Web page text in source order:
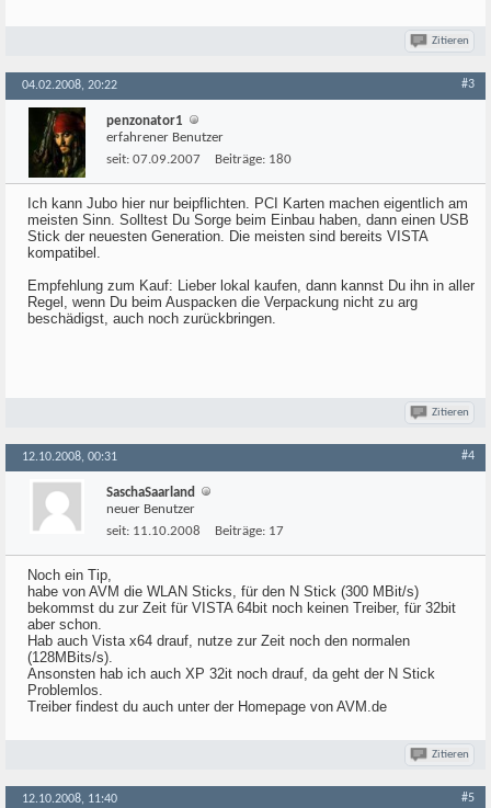
Zitieren
04.02.2008, 20:22 #3
penzonator1
erfahrener Benutzer
seit: 07.09.2007 Beiträge: 180
Ich kann Jubo hier nur beipflichten. PCI Karten machen eigentlich am
meisten Sinn. Solltest Du Sorge beim Einbau haben, dann einen USB
Stick der neuesten Generation. Die meisten sind bereits VISTA
kompatibel.
Empfehlung zum Kauf: Lieber lokal kaufen, dann kannst Du ihn in aller
Regel, wenn Du beim Auspacken die Verpackung nicht zu arg
beschädigst, auch noch zurückbringen.
Zitieren
12.10.2008, 00:31 #4
SaschaSaarland
neuer Benutzer
seit: 11.10.2008 Beiträge: 17
Noch ein Tip,
habe von AVM die WLAN Sticks, für den N Stick (300 MBit/s)
bekommst du zur Zeit für VISTA 64bit noch keinen Treiber, für 32bit
aber schon.
Hab auch Vista x64 drauf, nutze zur Zeit noch den normalen
(128MBits/s).
Ansonsten hab ich auch XP 32it noch drauf, da geht der N Stick
Problemlos.
Treiber findest du auch unter der Homepage von AVM.de
Zitieren
12.10.2008, 11:40 #5